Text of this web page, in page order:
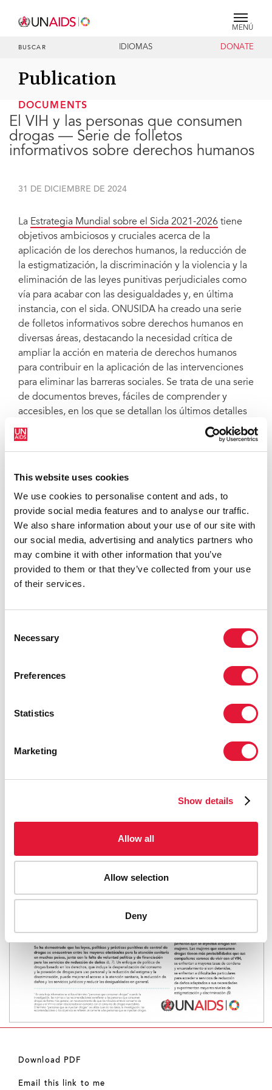
This website uses cookies
We use cookies to personalise content and ads, to
provide social media features and to analyse our traffic.
We also share information about your use of our site with
our social media, advertising and analytics partners who
may combine it with other information that you’ve
provided to them or that they’ve collected from your use
of their services.
Selection
Necessary
Preferences
Statistics
Marketing
Show details
Allow all
Allow selection
Deny
MENÚ
BUSCAR IDIOMAS DONATE
Publication
DOCUMENTS
El VIH y las personas que consumen
drogas — Serie de folletos
informativos sobre derechos humanos
31 DE DICIEMBRE DE 2024
La Estrategia Mundial sobre el Sida 2021-2026 tiene
objetivos ambiciosos y cruciales acerca de la
aplicación de los derechos humanos, la reducción de
la estigmatización, la discriminación y la violencia y la
eliminación de las leyes punitivas perjudiciales como
vía para acabar con las desigualdades y, en última
instancia, con el sida. ONUSIDA ha creado una serie
de folletos informativos sobre derechos humanos en
diversas áreas, destacando la necesidad crítica de
ampliar la acción en materia de derechos humanos
para contribuir en la aplicación de las intervenciones
para eliminar las barreras sociales. Se trata de una serie
de documentos breves, fáciles de comprender y
accesibles, en los que se detallan los últimos detalles
epidemiológicos, las pruebas del impacto de las
intervenciones en materia de derechos humanos, los
tema. Folletos publicados en junio de 2021:La
penalización del VIH,El VIH y las personas que
consumen drogas ,El VIH, y los hombres
homosexuales y los hombres que mantienen
relaciones sexuales con hombres,El VIH, y las
personas transgénero y las personas de género
diverso,El VIH y el trabajo sexual
Cuatro folletos adicionales se publicarán a lo largo del
Download PDF
Email this link to me